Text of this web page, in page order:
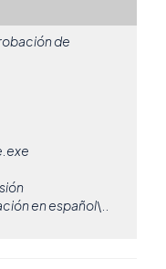
de
en español\..